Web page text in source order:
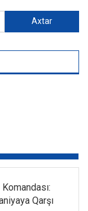
Qarşı